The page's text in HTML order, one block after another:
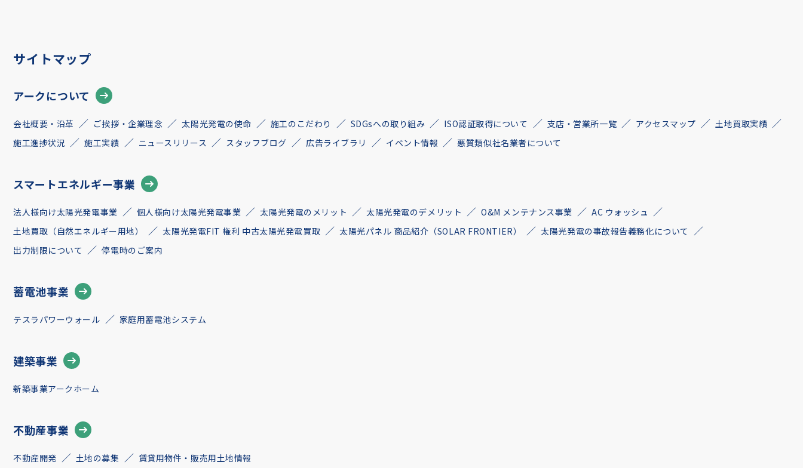
サイトマップ
アークについて
会社概要・沿革 ご挨拶・企業理念 太陽光発電の使命 施工のこだわり SDGsへの取り組み ISO認証取得について 支店・営業所一覧 アクセスマップ
土地買取実績
施工進捗状況
施工実績 ニュースリリース スタッフブログ 広告ライブラリ イベント情報 悪質類似社名業者について
スマートエネルギー事業
法人様向け太陽光発電事業 個人様向け太陽光発電事業 太陽光発電のメリット 太陽光発電のデメリット O&M メンテナンス事業
AC ウォッシュ
土地買取（自然エネルギー用地）
太陽光発電FIT 権利 中古太陽光発電買取 太陽光パネル 商品紹介（SOLAR FRONTIER）
太陽光発電の事故報告義務化について
出力制限について
停電時のご案内
蓄電池事業
テスラパワーウォール 家庭用蓄電池システム
建築事業
新築事業アークホーム
不動産事業
不動産開発 土地の募集 賃貸用物件・販売用土地情報